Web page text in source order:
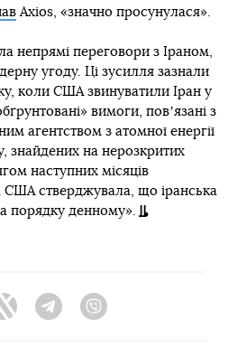
Axios, «значно просунулася».
непрямі переговори з Іраном,
угоду. Ці зусилля зазнали
коли США звинуватили Іран у
вимоги, повʼязані з
агентством з атомної енергії
знайдених на нерозкритих
наступних місяців
США стверджувала, що іранська
порядку денному».
Twitter Telegram